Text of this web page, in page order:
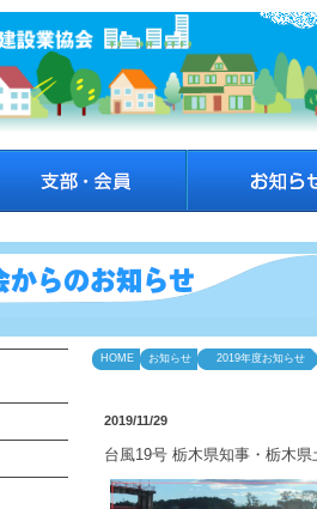
HOME お知らせ 2019年度お知らせ
2019/11/29
台風19号 栃木県知事・栃木